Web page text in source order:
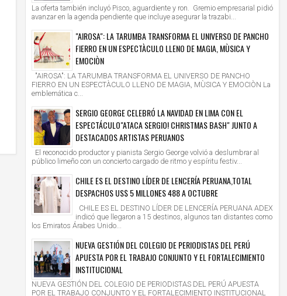
La oferta también incluyó Pisco, aguardiente y ron. Gremio empresarial pidió
avanzar en la agenda pendiente que incluye asegurar la trazabi...
"AIROSA": LA TARUMBA TRANSFORMA EL UNIVERSO DE PANCHO
FIERRO EN UN ESPECTÀCULO LLENO DE MAGIA, MÙSICA Y
EMOCIÒN
"AIROSA": LA TARUMBA TRANSFORMA EL UNIVERSO DE PANCHO
FIERRO EN UN ESPECTÀCULO LLENO DE MAGIA, MÙSICA Y EMOCIÒN La
emblemática c...
SERGIO GEORGE CELEBRÓ LA NAVIDAD EN LIMA CON EL
ESPECTÁCULO"ATACA SERGIO! CHRISTMAS BASH" JUNTO A
DESTACADOS ARTISTAS PERUANOS
El reconocido productor y pianista Sergio George volvió a deslumbrar al
público limeño con un concierto cargado de ritmo y espíritu festiv...
CHILE ES EL DESTINO LÍDER DE LENCERÍA PERUANA,TOTAL
DESPACHOS US$ 5 MILLONES 488 A OCTUBRE
CHILE ES EL DESTINO LÍDER DE LENCERÍA PERUANA ADEX
indicó que llegaron a 15 destinos, algunos tan distantes como
los Emiratos Árabes Unido...
NUEVA GESTIÓN DEL COLEGIO DE PERIODISTAS DEL PERÚ
APUESTA POR EL TRABAJO CONJUNTO Y EL FORTALECIMIENTO
INSTITUCIONAL
NUEVA GESTIÓN DEL COLEGIO DE PERIODISTAS DEL PERÚ APUESTA
POR EL TRABAJO CONJUNTO Y EL FORTALECIMIENTO INSTITUCIONAL